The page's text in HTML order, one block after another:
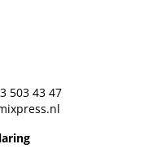
503 43 47